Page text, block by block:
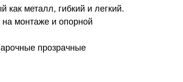
как металл, гибкий и легкий.
на монтаже и опорной
прозрачные